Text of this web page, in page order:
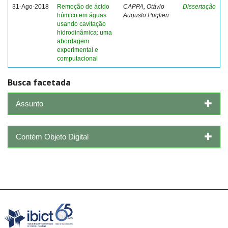
31-Ago-2018
Remoção de ácido
húmico em águas
usando cavitação
hidrodinâmica: uma
abordagem
experimental e
computacional
CAPPA, Otávio
Augusto Puglieri
Dissertação
Busca facetada
Assunto
Contém Objeto Digital